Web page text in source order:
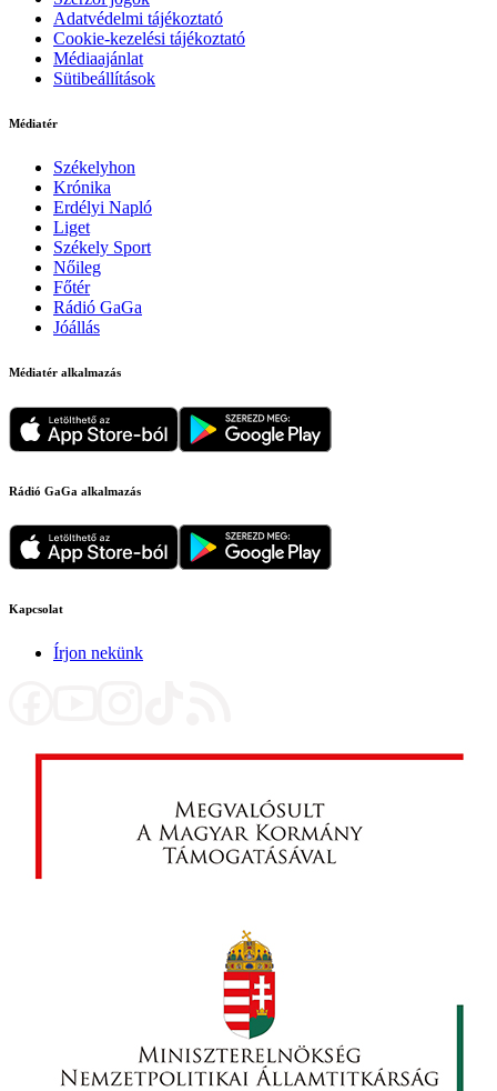
Adatvédelmi tájékoztató
Cookie-kezelési tájékoztató
Médiaajánlat
Sütibeállítások
Médiatér
Székelyhon
Krónika
Erdélyi Napló
Liget
Székely Sport
Nőileg
Főtér
Rádió GaGa
Jóállás
Médiatér alkalmazás
Rádió GaGa alkalmazás
Kapcsolat
Írjon nekünk